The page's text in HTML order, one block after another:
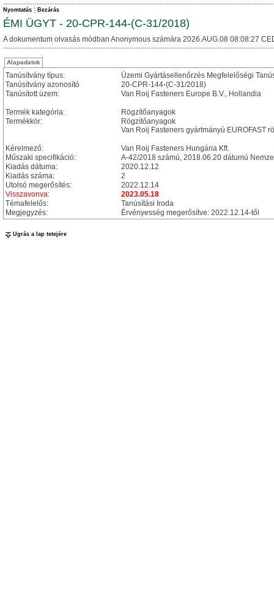
Nyomtatás Bezárás
ÉMI ÜGYT - 20-CPR-144-(C-31/2018)
A dokumentum olvasás módban Anonymous számára 2026.AUG.08 08:08:27
Alapadatok
Tanúsítvány típus:
Üzemi Gyártásellenőrzés Megfelelőségi
Tanúsítvány azonosító
20-CPR-144-(C-31/2018)
Tanúsított üzem:
Van Roij Fasteners Europe B.V., Hollandia
Termék kategória:
Rögzítőanyagok
Termékkör:
Rögzítőanyagok
Van Roij Fasteners gyártmányú EUROFAST
Kérelmező:
Van Roij Fasteners Hungária Kft.
Műszaki specifikáció:
A-42/2018 számú, 2018.06.20 dátumú
Kiadás dátuma:
2020.12.12
Kiadás száma:
2
Utolsó megerősítés:
2022.12.14
Visszavonva:
2023.05.18
Témafelelős:
Tanúsítási Iroda
Megjegyzés:
Érvényesség megerősítve: 2022.12.14-től
Ugrás a lap tetejére